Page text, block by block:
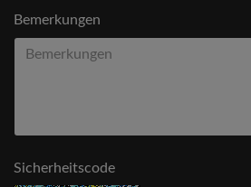
Bemerkungen
Sicherheitscode